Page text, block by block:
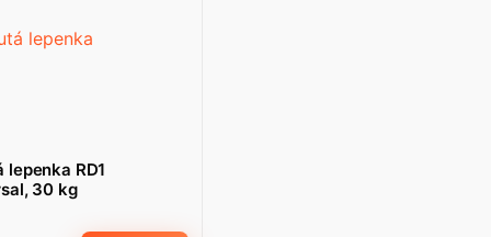
lepenka RD1
30 kg